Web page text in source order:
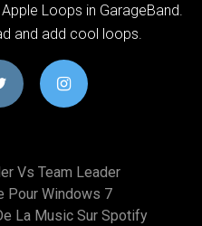
Loops in GarageBand.
and add cool loops.
Vs Team Leader
Pour Windows 7
La Music Sur Spotify